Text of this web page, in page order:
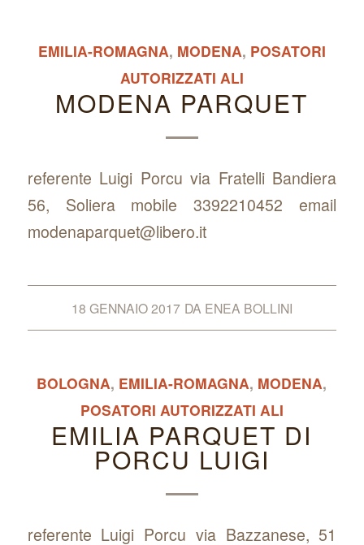
EMILIA-ROMAGNA, MODENA, POSATORI
AUTORIZZATI ALI
MODENA PARQUET
referente Luigi Porcu via Fratelli Bandiera
56, Soliera mobile 3392210452 email
modenaparquet@libero.it
18 GENNAIO 2017 DA ENEA BOLLINI
BOLOGNA, EMILIA-ROMAGNA, MODENA,
POSATORI AUTORIZZATI ALI
EMILIA PARQUET DI
PORCU LUIGI
referente Luigi Porcu via Bazzanese, 51